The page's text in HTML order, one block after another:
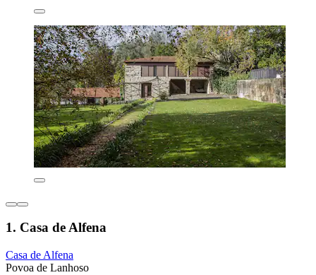
1. Casa de Alfena
Casa de Alfena
Povoa de Lanhoso